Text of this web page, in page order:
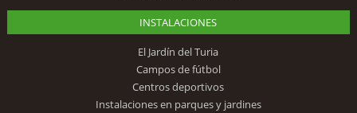
INSTALACIONES
El Jardín del Turia
Campos de fútbol
Centros deportivos
Instalaciones en parques y jardines